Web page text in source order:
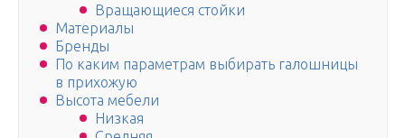
Вращающиеся стойки
Материалы
Бренды
По каким параметрам выбирать галошницы
в прихожую
Высота мебели
Низкая